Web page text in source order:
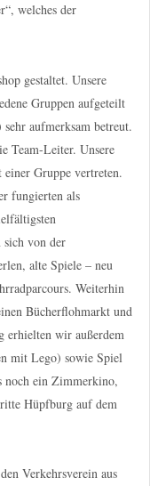
welches der
gestaltet. Unsere
Gruppen aufgeteilt
aufmerksam betreut.
Team-Leiter. Unsere
Gruppe vertreten.
fungierten als
sich von der
alte Spiele – neu
Weiterhin
Bücherflohmarkt und
erhielten wir außerdem
mit Lego) sowie Spiel
noch ein Zimmerkino,
Hüpfburg auf dem
Verkehrsverein aus